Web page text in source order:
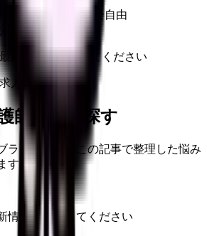
相談だけOK
退会自由
す
新情報を確認してください
人
師求人を探す
ランクなど、この記事で整理した悩み
す。
情報を確認してください